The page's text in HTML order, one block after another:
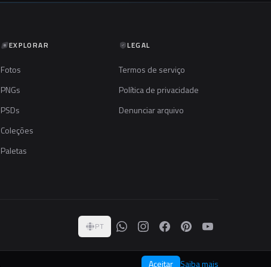
EXPLORAR
Fotos
PNGs
PSDs
Coleções
Paletas
LEGAL
Termos de serviço
Política de privacidade
Denunciar arquivo
PT
Aceitar Saiba mais